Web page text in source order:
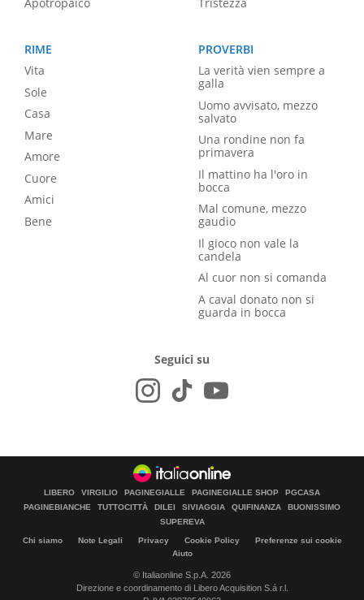
Apotropaico
Tristezza
RIME
Vita
Sole
Casa
Mare
Amore
Cuore
Amici
Bene
PROVERBI
La verità vien sempre a
galla
Uomo avvisato, mezzo
salvato
Una rondine non fa
primavera
Il mattino ha l'oro in
bocca
Mal comune, mezzo
gaudio
Il gioco non vale la
candela
Al cuor non si comanda
A caval donato non si
guarda in bocca
Seguici su
LIBERO VIRGILIO PAGINEGIALLE PAGINEGIALLE SHOP
PGCASA
PAGINEBIANCHE
TUTTOCITTÀ DILEI SIVIAGGIA QUIFINANZA
BUONISSIMO
SUPEREVA
Chi siamo Note Legali Privacy Cookie Policy
Preferenze sui cookie
Aiuto
© Italiaonline S.p.A. 2026
Direzione e coordinamento di Libero Acquisition S.á r.l.